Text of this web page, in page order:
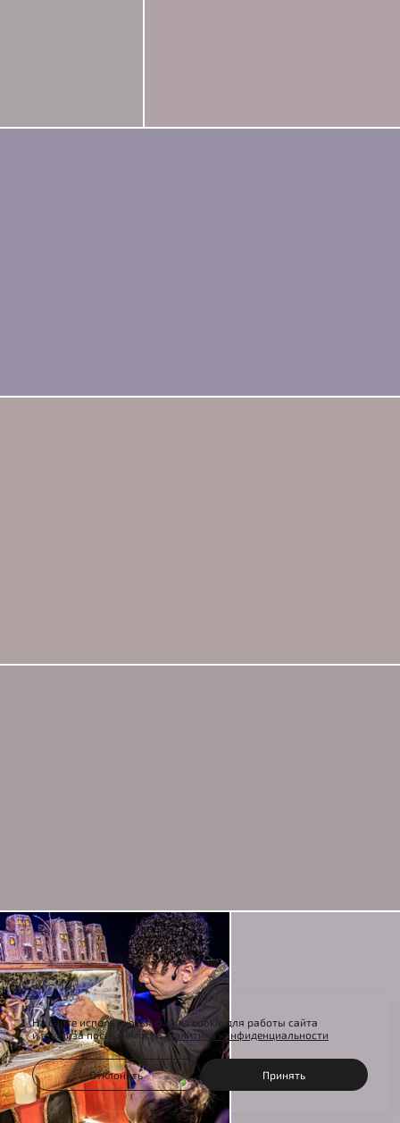
На сайте используются файлы cookie для работы сайта
и анализа посещаемости.Политика конфиденциальности
Отклонить Принять